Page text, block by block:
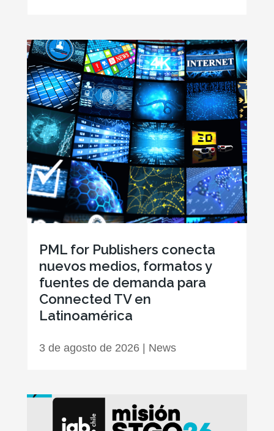
PML for Publishers conecta
nuevos medios, formatos y
fuentes de demanda para
Connected TV en
Latinoamérica
3 de agosto de 2026| News